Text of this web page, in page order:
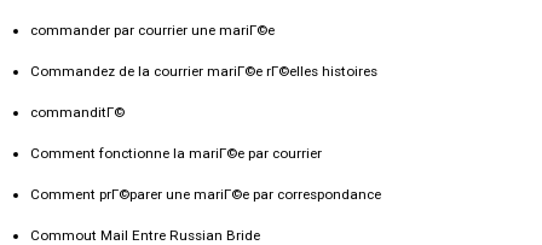
commander par courrier une mariГ©e
Commandez de la courrier mariГ©e rГ©elles histoires
commanditГ©
Comment fonctionne la mariГ©e par courrier
Comment prГ©parer une mariГ©e par correspondance
Commout Mail Entre Russian Bride